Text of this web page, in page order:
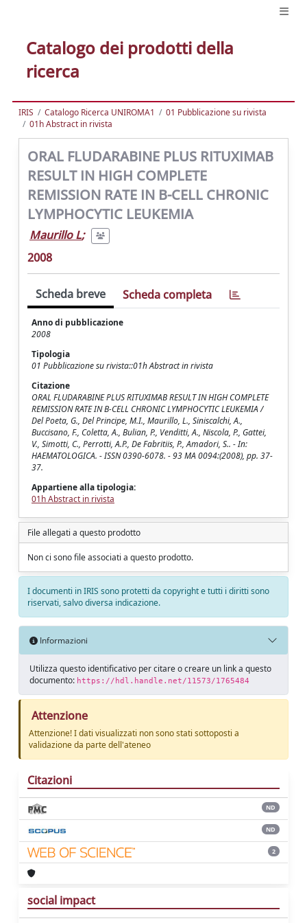
Catalogo dei prodotti della
ricerca
IRIS Catalogo Ricerca UNIROMA1
01 Pubblicazione su rivista
01h Abstract in rivista
ORAL FLUDARABINE PLUS RITUXIMAB
RESULT IN HIGH COMPLETE
REMISSION RATE IN B-CELL CHRONIC
LYMPHOCYTIC LEUKEMIA
Maurillo L;
2008
Scheda breve Scheda completa
Anno di pubblicazione
2008
Tipologia
01 Pubblicazione su rivista::01h Abstract in rivista
Citazione
ORAL FLUDARABINE PLUS RITUXIMAB RESULT IN HIGH COMPLETE
REMISSION RATE IN B-CELL CHRONIC LYMPHOCYTIC LEUKEMIA /
Del Poeta, G., Del Principe, M.I., Maurillo, L., Siniscalchi, A.,
Buccisano, F., Coletta, A., Bulian, P., Venditti, A., Niscola, P., Gattei,
V., Simotti, C., Perrotti, A.P., De Fabritiis, P., Amadori, S.. - In:
HAEMATOLOGICA. - ISSN 0390-6078. - 93 MA 0094:(2008), pp. 37-
37.
Appartiene alla tipologia:
01h Abstract in rivista
File allegati a questo prodotto
Non ci sono file associati a questo prodotto.
I documenti in IRIS sono protetti da copyright e tutti i diritti sono
riservati, salvo diversa indicazione.
Informazioni
Utilizza questo identificativo per citare o creare un link a questo
documento: https://hdl.handle.net/11573/1765484
Attenzione
Attenzione! I dati visualizzati non sono stati sottoposti a
validazione da parte dell'ateneo
Citazioni
ND
ND
2
social impact